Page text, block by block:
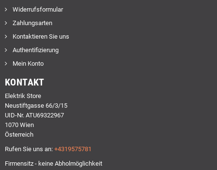
Widerrufsformular
Zahlungsarten
Kontaktieren Sie uns
Authentifizierung
Mein Konto
KONTAKT
Elektrik Store
Neustiftgasse 66/3/15
UID-Nr. ATU69322967
1070 Wien
Österreich
Rufen Sie uns an: +4319575781
Firmensitz - keine Abholmöglichkeit